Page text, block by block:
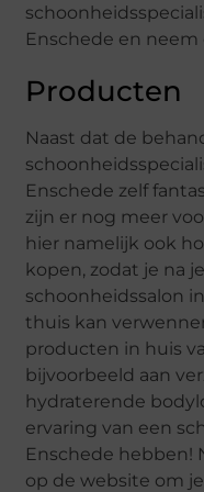
Enschede en
Producten
Naast dat de
Enschede zelf
zijn er nog meer
hier namelijk ook
kopen, zodat je na
schoonheidssalon
thuis kan
producten in huis
bijvoorbeeld aan
hydraterende
ervaring van een
Enschede hebben!
op de website om